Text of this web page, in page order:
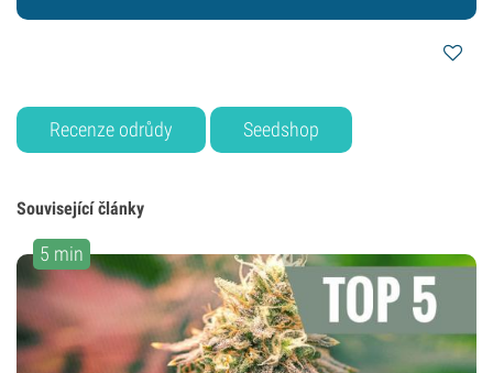
Recenze odrůdy Seedshop
Související články
5 min